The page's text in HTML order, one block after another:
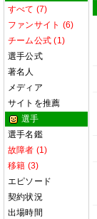
すべて (7)
ファンサイト (6)
チーム公式 (1)
選手公式
著名人
メディア
サイトを推薦
選手
選手名鑑
故障者 (1)
移籍 (3)
エピソード
契約状況
出場時間